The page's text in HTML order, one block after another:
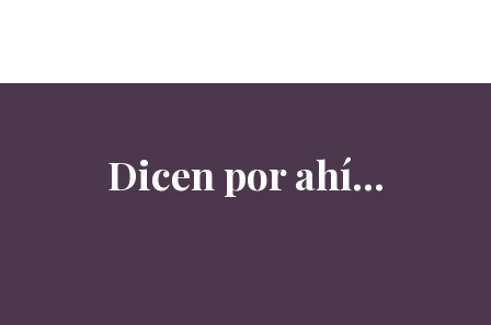
Dicen por ahí...